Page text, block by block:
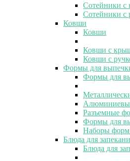
Сотейники с
Сотейники с
Ковши
Ковши
Ковши с
Ковши с
Формы для
Формы для
Разъемные
Формы для
Наборы форм
Блюда для
Блюда для